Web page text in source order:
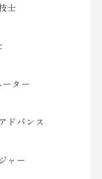
士
ター
ドバンス
ャー